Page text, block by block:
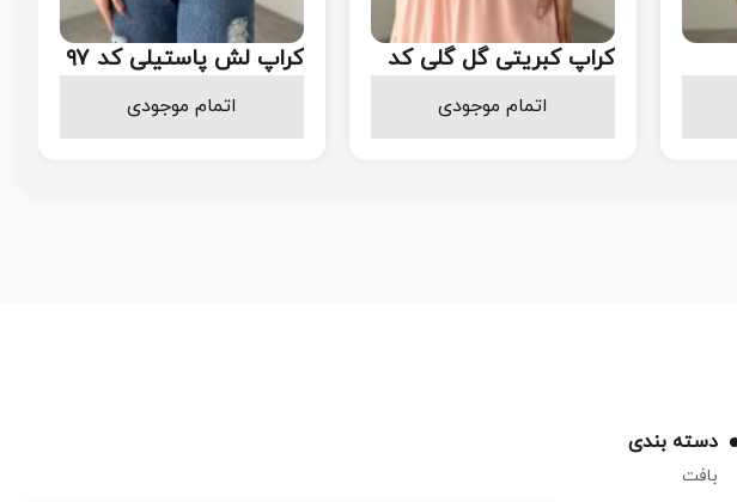
کراپ کبریتی گل گلی کد
458.000
اتمام موجودی
کراپ لش پاستیلی کد ۹۷
468.000
اتمام موجودی
دسته بندی
بافت